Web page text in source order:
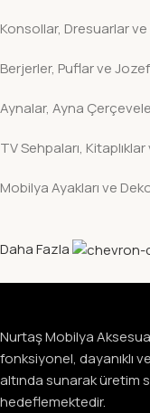
Konsollar, Dresuarlar
Berjerler, Puflar ve
Aynalar, Ayna
TV Sehpaları,
Mobilya Ayakları ve
Daha Fazla
Nurtaş Mobilya
fonksiyonel, dayanıklı
altında sunarak üretim
hedeflemektedir.